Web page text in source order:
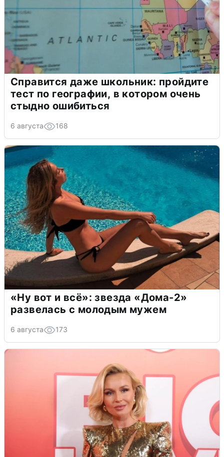
Справится даже школьник: пройдите
тест по географии, в котором очень
стыдно ошибиться
6 августа 168
«Ну вот и всё»: звезда «Дома-2»
развелась с молодым мужем
6 августа 173